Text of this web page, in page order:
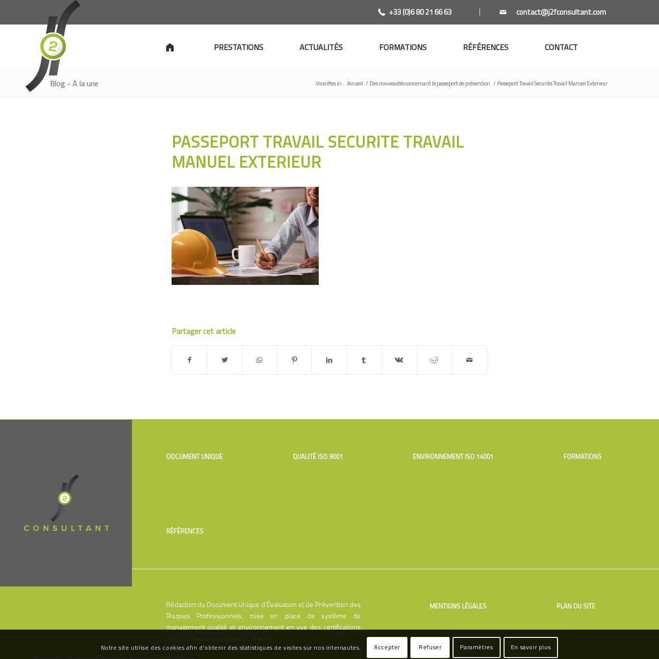
+33 (0)6 80 21 66 63
PRESTATIONS ACTUALITÉS FORMATIONS RÉFÉRENCES CONTACT
Blog - A la une Vous êtes ici : Accueil / Des nouveautés concernant le passeport de prévention / Passeport Travail Securite Travail Manuel Exterieur
PASSEPORT TRAVAIL SECURITE TRAVAIL
MANUEL EXTERIEUR
Partager cet article
DOCUMENT UNIQUE QUALITÉ ISO 9001 ENVIRONNEMENT ISO 14001 FORMATIONS
RÉFÉRENCES
Rédaction du Document Unique d’Évaluation et de Prévention des
Risques Professionnels, mise en place de système de
management qualité et environnement en vue des certifications
ISO 9001 et certifications ISO 14001.
MENTIONS LÉGALES PLAN DU SITE
Notre site utilise des cookies afin d'obtenir des statistiques de visites sur nos internautes. Accepter Refuser Paramètres En savoir plus